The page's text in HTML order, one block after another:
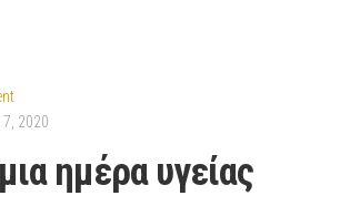
2020
ημέρα υγείας